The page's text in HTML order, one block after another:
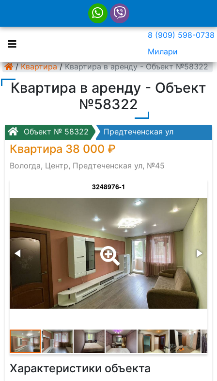
8 (909) 598-0738
Милари
/ Квартира / Квартира в аренду - Объект №58322
Квартира в аренду - Объект
№58322
Объект № 58322 Предтеченская ул
Квартира 38 000 ₽
Вологда, Центр, Предтеченская ул, №45
3248976-1
Характеристики объекта